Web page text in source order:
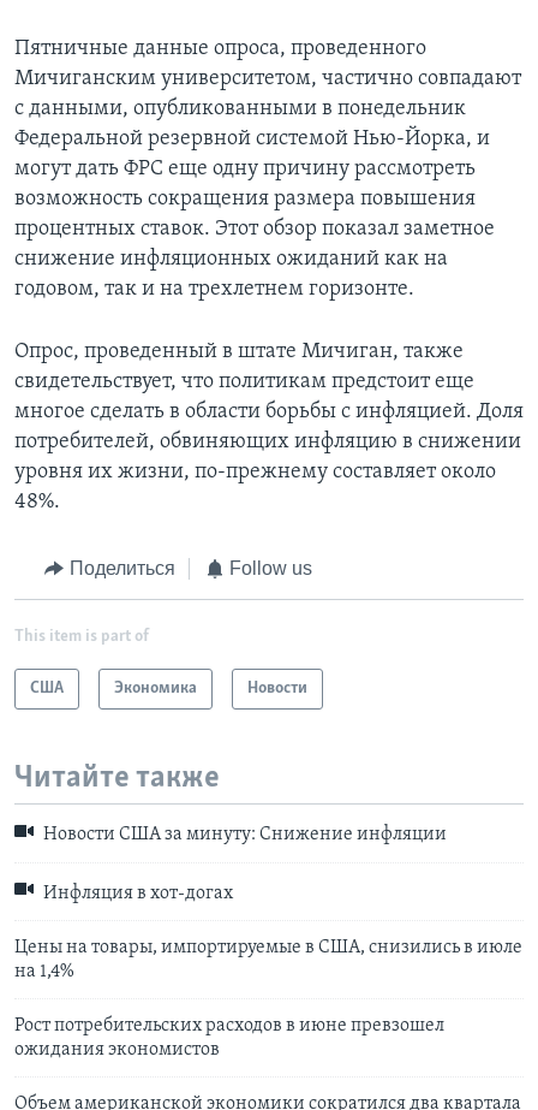
Пятничные данные опроса, проведенного
Мичиганским университетом, частично совпадают
с данными, опубликованными в понедельник
Федеральной резервной системой Нью-Йорка, и
могут дать ФРС еще одну причину рассмотреть
возможность сокращения размера повышения
процентных ставок. Этот обзор показал заметное
снижение инфляционных ожиданий как на
годовом, так и на трехлетнем горизонте.
Опрос, проведенный в штате Мичиган, также
свидетельствует, что политикам предстоит еще
многое сделать в области борьбы с инфляцией. Доля
потребителей, обвиняющих инфляцию в снижении
уровня их жизни, по-прежнему составляет около
48%.
Поделиться Follow us
This item is part of
США Экономика Новости
Читайте также
Новости США за минуту: Снижение инфляции
Инфляция в хот-догах
Цены на товары, импортируемые в США, снизились в июле
на 1,4%
Рост потребительских расходов в июне превзошел
ожидания экономистов
Объем американской экономики сократился два квартала